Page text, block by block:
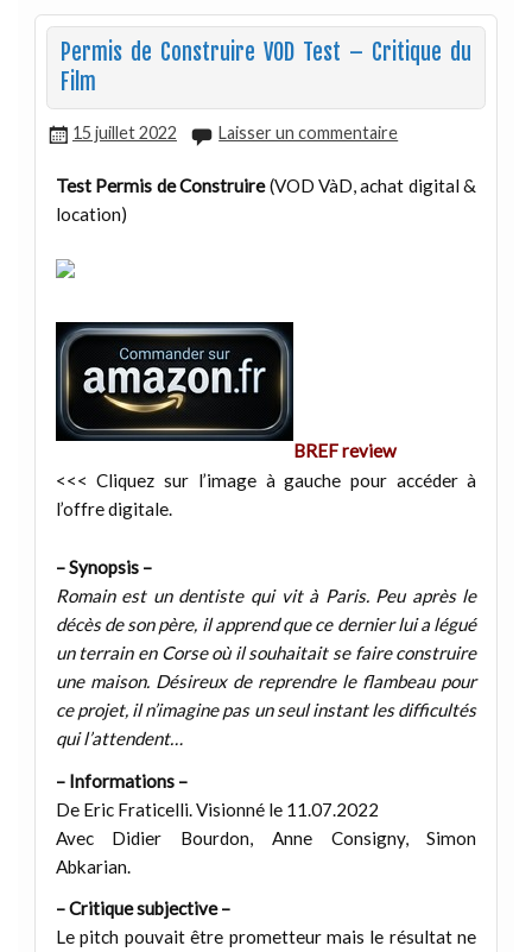
Permis de Construire VOD Test – Critique du
Film
15 juillet 2022 Laisser un commentaire
Test Permis de Construire(VOD VàD, achat digital &
location)
BREF review
<<< Cliquez sur l’image à gauche pour accéder à
l’offre digitale.
– Synopsis –
Romain est un dentiste qui vit à Paris. Peu après le
décès de son père, il apprend que ce dernier lui a légué
un terrain en Corse où il souhaitait se faire construire
une maison. Désireux de reprendre le flambeau pour
ce projet, il n’imagine pas un seul instant les difficultés
qui l’attendent…
– Informations –
De Eric Fraticelli. Visionné le 11.07.2022
Avec Didier Bourdon, Anne Consigny, Simon
Abkarian.
– Critique subjective –
Le pitch pouvait être prometteur mais le résultat ne